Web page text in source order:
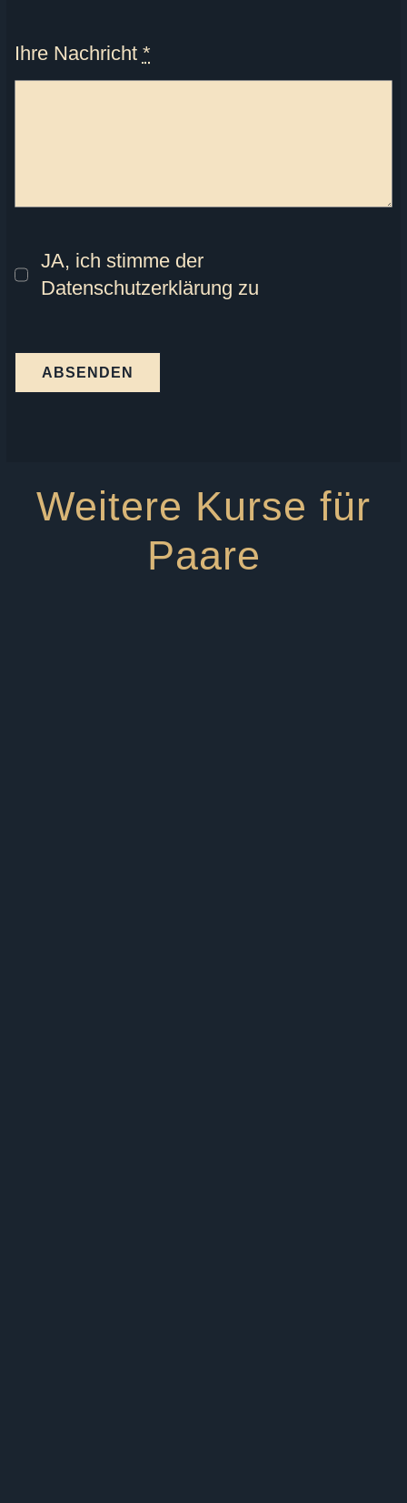
Ihre Nachricht *
JA, ich stimme der
Datenschutzerklärung zu
ABSENDEN
Weitere Kurse für
Paare